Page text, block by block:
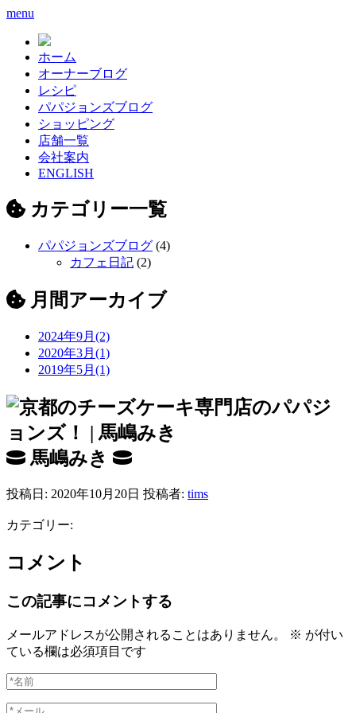
menu
ホーム
オーナーブログ
レシピ
パパジョンズブログ
ショッピング
店舗一覧
会社案内
ENGLISH
カテゴリー一覧
パパジョンズブログ (4)
カフェ日記 (2)
月間アーカイブ
2024年9月(2)
2020年3月(1)
2019年5月(1)
馬嶋みき
投稿日: 2020年10月20日 投稿者: tims
カテゴリー:
コメント
この記事にコメントする
メールアドレスが公開されることはありません。 ※ が付い
ている欄は必須項目です